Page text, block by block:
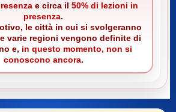
e circa il 50% di lezioni in
presenza.
le città in cui si svolgeranno
varie regioni vengono definite di
e, in questo momento, non si
conoscono ancora.